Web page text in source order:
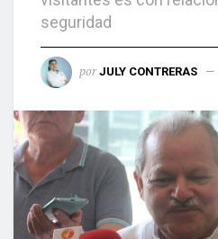
seguridad
por JULY CONTRERAS